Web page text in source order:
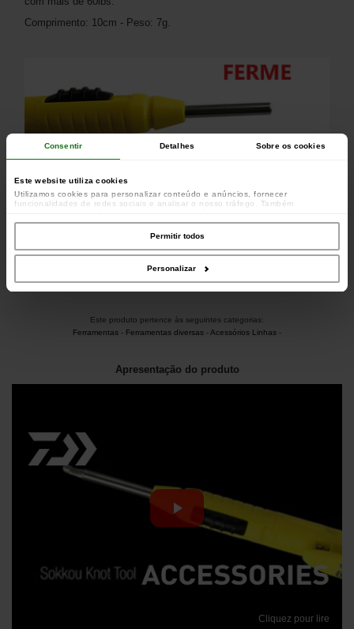
Consentir Detalhes Sobre os cookies
Este website utiliza cookies
Utilizamos cookies para personalizar conteúdo e anúncios, fornecer
funcionalidades de redes sociais e analisar o nosso tráfego. Também
parceiros de redes sociais, de publicidade e de análise, que as podem combinar
com outras informações que lhes forneceu ou recolhidas por estes a partir da
sua utilização dos respetivos serviços.
Permitir todos
Personalizar
Comprimento: 10cm - Peso: 7g.
Este produto pertence às seguintes categorias:
Ferramentas - Ferramentas diversas -Acessórios Linhas -
Apresentação do produto
Cliquez pour lire